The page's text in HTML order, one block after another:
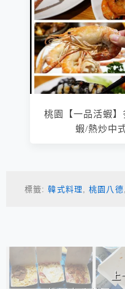
桃園【一品活蝦】
蝦/熱炒中
標籤:韓式料理 ,桃園八德
相連文章